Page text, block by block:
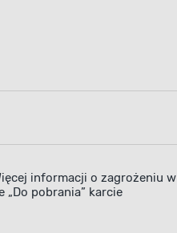
informacji o zagrożeniu w
„Do pobrania” karcie